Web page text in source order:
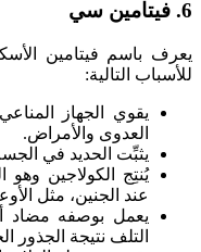
6. فيتامين سي
يعرف باسم فيتامين
للأسباب التالية:
يقوي الجهاز
العدوى والأمراض.
يثبِّت الحديد في
يُنتِج الكولاجين وهو
عند الجنين، مثل
يعمل بوصفه مضاد
التلف نتيجة الجذور